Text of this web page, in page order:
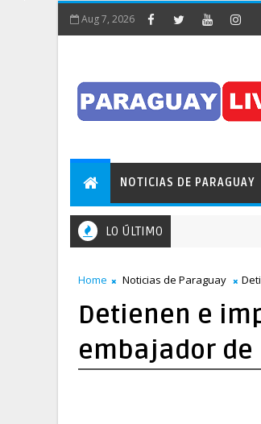
Aug 7, 2026
NOTICIAS DE PARAGUAY
LO ÚLTIMO
Home Noticias de Paraguay
Detienen e
embajador de